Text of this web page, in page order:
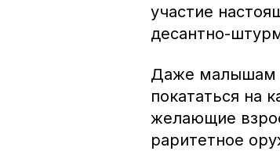
участие
десантно-
Даже малышам
покататься на
желающие
раритетное